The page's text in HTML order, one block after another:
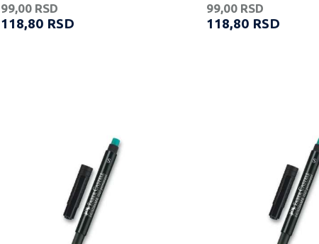
99,00 RSD
118,80 RSD
99,00 RSD
118,80 RSD